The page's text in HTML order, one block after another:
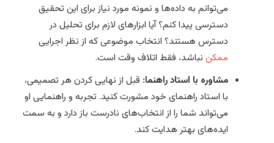
می‌توانم به داده‌ها و نمونه مورد نیاز برای این تحقیق
دسترسی پیدا کنم؟ آیا ابزارهای لازم برای تحلیل در
دسترس هستند؟ انتخاب موضوعی که از نظر اجرایی
ممکن نباشد، فقط اتلاف وقت است.
مشاوره با استاد راهنما: قبل از نهایی کردن هر تصمیمی،
با استاد راهنمای خود مشورت کنید. تجربه و راهنمایی او
می‌تواند شما را از انتخاب‌های نادرست باز دارد و به سمت
ایده‌های بهتر هدایت کند.